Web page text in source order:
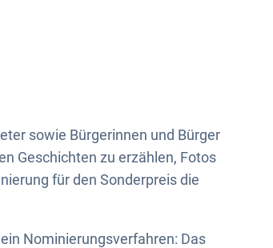
sowie Bürgerinnen und Bürger
Geschichten zu erzählen, Fotos
für den Sonderpreis die
Nominierungsverfahren: Das